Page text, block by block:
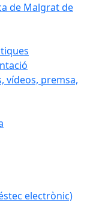
de Malgrat de
vídeos, premsa,
electrònic)